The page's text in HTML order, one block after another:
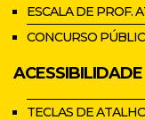
ESCALA DE PROF.
CONCURSO
ACESSIBILIDADE
TECLAS DE